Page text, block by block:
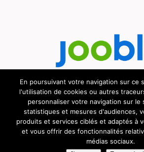
Découvrez le métier de
© GOURMICOM 2019 - 2026 -
En poursuivant votre navigation sur ce
l'utilisation de cookies ou autres
personnaliser votre navigation sur le
statistiques et mesures d'audiences,
produits et services ciblés et adaptés à
et vous offrir des fonctionnalités
médias sociaux.